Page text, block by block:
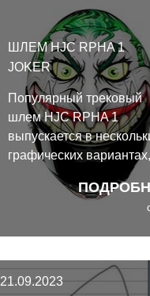
ШЛЕМ HJC RPHA 1
JOKER
Популярный трековый
шлем HJC RPHA 1
выпускается в
графических
недавно линейка
пополнилась ещё
Новая графика
занимает теперь
центральное место на
21.09.2023